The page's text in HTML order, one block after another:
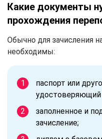
Какие документы
прохождения
Обычно для зачисления
необходимы:
паспорт или
удостоверяющий
заполненное и
зачисление;